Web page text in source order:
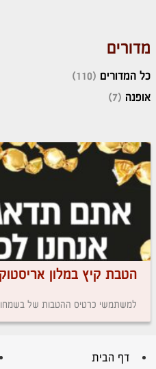
מדורים
כל המדורים (110)
אופנה (7)
הטבת קיץ במלון
למשתמשי כרטיס ההטבות של
דף הבית